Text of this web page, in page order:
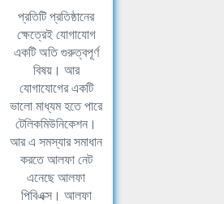
প্রতিটি প্রতিষ্ঠানের
ক্ষেত্রেই যোগাযোগ
একটি অতি গুরুত্বপূর্ণ
বিষয়। আর
যোগাযোগের একটি
ভালো মাধ্যম হতে পারে
টেলিকমিউনিকেশন।
আর এ সমস্যার সমাধান
করতে আলফা নেট
এনেছে আলফা
পিবিএক্স। আলফা